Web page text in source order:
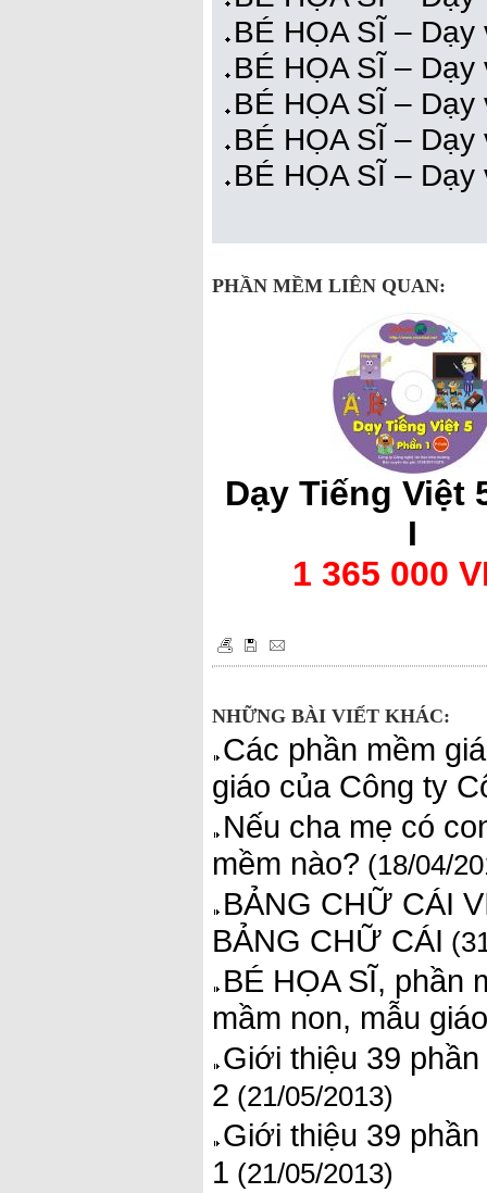
BÉ HỌA SĨ –
BÉ HỌA SĨ –
BÉ HỌA SĨ –
BÉ HỌA SĨ –
BÉ HỌA SĨ – Dạy
PHẦN MỀM LIÊN QUAN:
Dạy Tiếng Việt
I
1 365 000
NHỮNG BÀI VIẾT KHÁC:
Các phần mềm
giáo của Công ty
Nếu cha mẹ có
mềm nào? (18/04/
BẢNG CHỮ CÁI
BẢNG CHỮ CÁI
BÉ HỌA SĨ, phần
mầm non, mẫu
Giới thiệu 39
2 (21/05/2013)
Giới thiệu 39
1 (21/05/2013)